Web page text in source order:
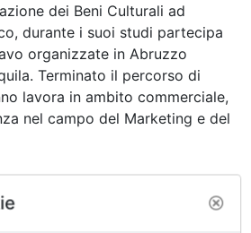
dei Beni Culturali ad
durante i suoi studi partecipa
organizzate in Abruzzo
Terminato il percorso di
lavora in ambito commerciale,
nel campo del Marketing e del
Integrate per i Beni Culturali”,